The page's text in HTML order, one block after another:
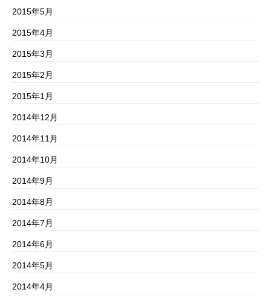
2015年5月
2015年4月
2015年3月
2015年2月
2015年1月
2014年12月
2014年11月
2014年10月
2014年9月
2014年8月
2014年7月
2014年6月
2014年5月
2014年4月